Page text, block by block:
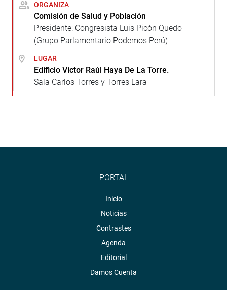
ORGANIZA
Comisión de Salud y Población
Presidente: Congresista Luis Picón Quedo
(Grupo Parlamentario Podemos Perú)
LUGAR
Edificio Víctor Raúl Haya De La Torre.
Sala Carlos Torres y Torres Lara
PORTAL
Inicio
Noticias
Contrastes
Agenda
Editorial
Damos Cuenta